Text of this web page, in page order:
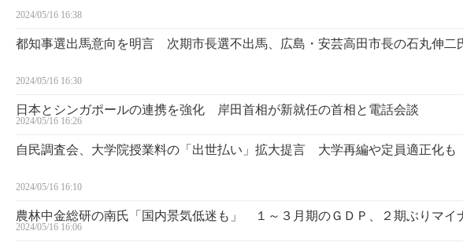
2024/05/16 16:38
都知事選出馬意向を明言 次期市長選不出馬、広島・安芸高田市長の石丸伸二
2024/05/16 16:30
日本とシンガポールの連携を強化 岸田首相が新就任の首相と電話会談
2024/05/16 16:26
自民調査会、大学院授業料の「出世払い」拡大提言 大学再編や定員適正化も
2024/05/16 16:10
農林中金総研の南氏「国内景気低迷も」 １～３月期のＧＤＰ、２期ぶりマイ
2024/05/16 16:06